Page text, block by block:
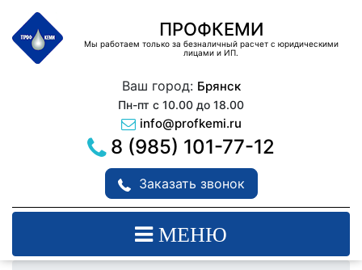
ПРОФКЕМИ
Мы работаем только за безналичный расчет с юридическими
лицами и ИП.
Ваш город: Брянск
Пн-пт с 10.00 до 18.00
info@profkemi.ru
8 (985) 101-77-12
Заказать звонок
МЕНЮ